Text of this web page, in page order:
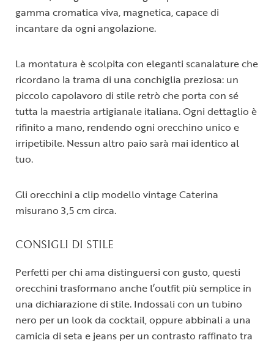
gamma cromatica viva, magnetica, capace di
incantare da ogni angolazione.
La montatura è scolpita con eleganti scanalature che
ricordano la trama di una conchiglia preziosa: un
piccolo capolavoro di stile retrò che porta con sé
tutta la maestria artigianale italiana. Ogni dettaglio è
rifinito a mano, rendendo ogni orecchino unico e
irripetibile. Nessun altro paio sarà mai identico al
tuo.
Gli orecchini a clip modello vintage Caterina
misurano 3,5 cm circa.
CONSIGLI DI STILE
Perfetti per chi ama distinguersi con gusto, questi
orecchini trasformano anche l’outfit più semplice in
una dichiarazione di stile. Indossali con un tubino
nero per un look da cocktail, oppure abbinali a una
camicia di seta e jeans per un contrasto raffinato tra